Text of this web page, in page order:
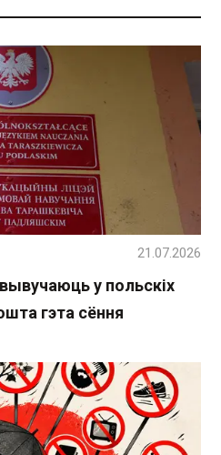
у польскіх
гэта сёння
21.07.2026